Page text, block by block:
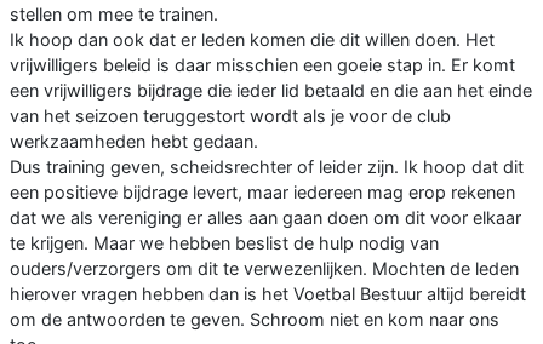
stellen om mee te trainen.
Ik hoop dan ook dat er leden komen die dit willen doen. Het
vrijwilligers beleid is daar misschien een goeie stap in. Er komt
een vrijwilligers bijdrage die ieder lid betaald en die aan het einde
van het seizoen teruggestort wordt als je voor de club
werkzaamheden hebt gedaan.
Dus training geven, scheidsrechter of leider zijn. Ik hoop dat dit
een positieve bijdrage levert, maar iedereen mag erop rekenen
dat we als vereniging er alles aan gaan doen om dit voor elkaar
te krijgen. Maar we hebben beslist de hulp nodig van
ouders/verzorgers om dit te verwezenlijken. Mochten de leden
hierover vragen hebben dan is het Voetbal Bestuur altijd bereidt
om de antwoorden te geven. Schroom niet en kom naar ons